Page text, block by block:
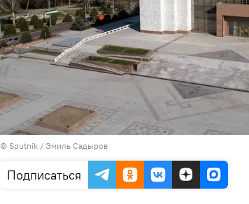
© Sputnik / Эмиль Садыров
Подписаться